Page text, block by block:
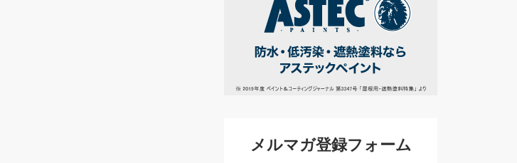
メルマガ登録フォーム